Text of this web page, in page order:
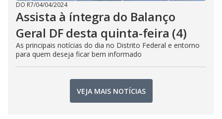
DO R7/04/04/2024
Assista à íntegra do Balanço
Geral DF desta quinta-feira (4)
As principais notícias do dia no Distrito Federal e entorno
para quem deseja ficar bem informado
VEJA MAIS NOTÍCIAS